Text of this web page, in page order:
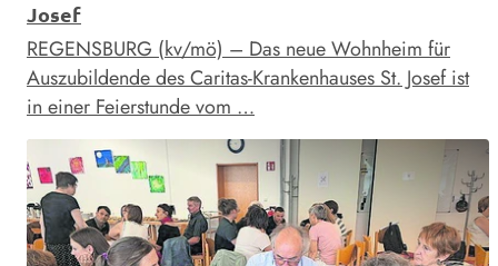
Josef
REGENSBURG (kv/mö) – Das neue Wohnheim für
Auszubildende des Caritas-Krankenhauses St. Josef ist
in einer Feierstunde vom …